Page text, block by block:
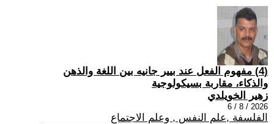
(4) مفهوم الفعل عند بيير جانيه بين اللغة والذهن
والذكاء، مقاربة بسيكولوجية
زهير الخويلدي
2026 / 8 / 6
الفلسفة ,علم النفس , وعلم الاجتماع